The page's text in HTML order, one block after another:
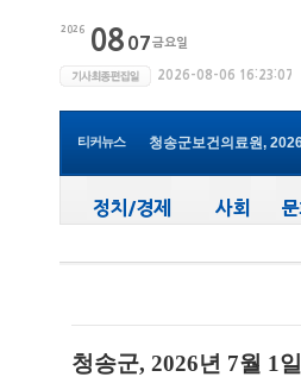
티커뉴스
(사)한국여성농업인 청
청송군, 무더위 속 어르
새마을문고청송군지부,
청송군, 대한배드민턴
청송군보건의료원, 찾아
청송군, 공모사업 연이
윤경희 청송군수, 휴가
청송군, 2026년 7월 1